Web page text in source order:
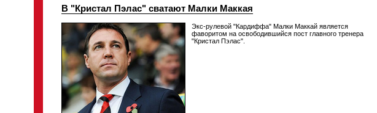
В "Кристал Пэлас" сватают Малки Маккая
Экс-рулевой "Кардиффа" Малки Маккай является
фаворитом на освободившийся пост главного тренера
"Кристал Пэлас".